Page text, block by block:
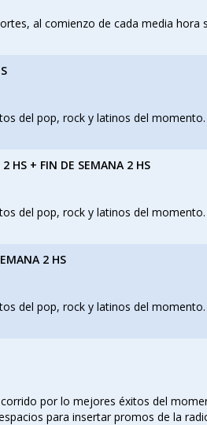
al comienzo de cada media hora
del pop, rock y latinos del momento.
2 HS + FIN DE SEMANA 2 HS
del pop, rock y latinos del momento.
2 HS
del pop, rock y latinos del momento.
por lo mejores éxitos del
para insertar promos de la